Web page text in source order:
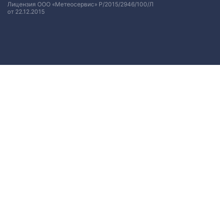
Лицензия ООО «Метеосервис» Р/2015/2946/100/Л
от 22.12.2015